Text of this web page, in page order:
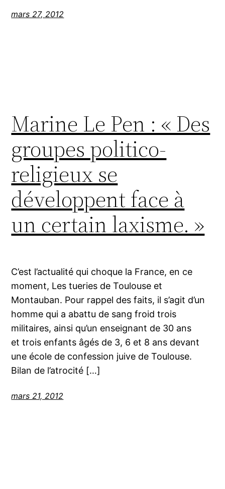
mars 27, 2012
Marine Le Pen : « Des
groupes politico-
religieux se
développent face à
un certain laxisme. »
C’est l’actualité qui choque la France, en ce
moment, Les tueries de Toulouse et
Montauban. Pour rappel des faits, il s’agit d’un
homme qui a abattu de sang froid trois
militaires, ainsi qu’un enseignant de 30 ans
et trois enfants âgés de 3, 6 et 8 ans devant
une école de confession juive de Toulouse.
Bilan de l’atrocité […]
mars 21, 2012